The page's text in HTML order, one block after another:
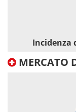
Incidenza
MERCATO